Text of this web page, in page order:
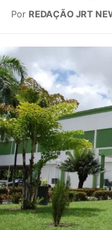
Por REDAÇÃO JRT